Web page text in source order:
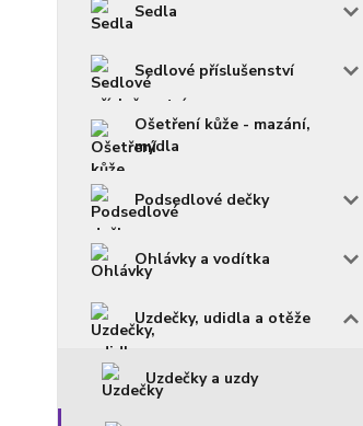
Sedla
Sedlové příslušenství
Ošetření kůže - mazání,
mýdla
Podsedlové dečky
Ohlávky a vodítka
Uzdečky, udidla a otěže
Uzdečky a uzdy